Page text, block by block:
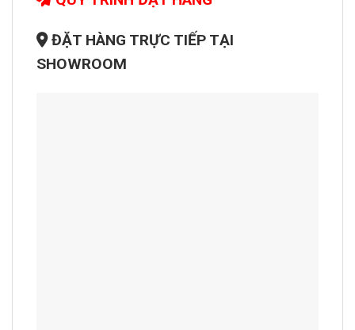
ĐẶT HÀNG TRỰC TIẾP TẠI
SHOWROOM